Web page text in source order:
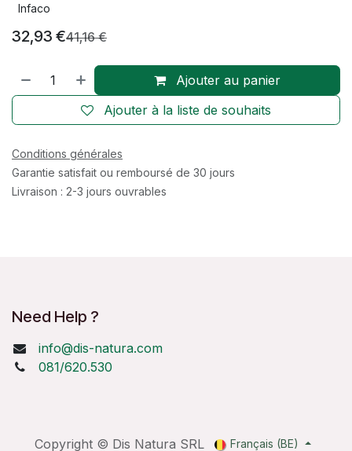
Infaco
32,93 €41,16€
Ajouter au panier
Ajouter à la liste de souhaits
Conditions générales
Garantie satisfait ou remboursé de 30 jours
Livraison : 2-3 jours ouvrables
Need Help ?
info@dis-natura.com
081/620.530
Copyright © Dis Natura SRL Français (BE)